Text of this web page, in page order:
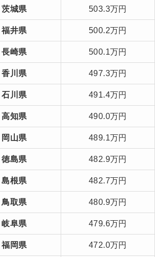
茨城県 503.3万円
福井県 500.2万円
長崎県 500.1万円
香川県 497.3万円
石川県 491.4万円
高知県 490.0万円
岡山県 489.1万円
徳島県 482.9万円
島根県 482.7万円
鳥取県 480.9万円
岐阜県 479.6万円
福岡県 472.0万円